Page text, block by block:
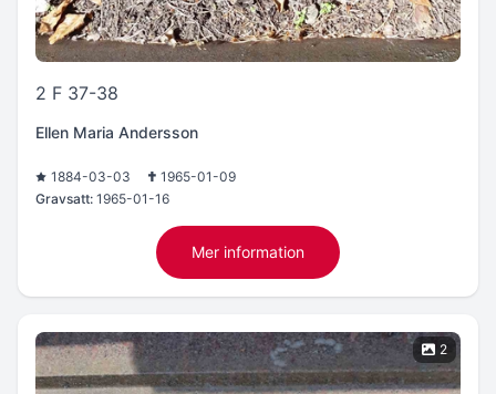
2 F 37-38
Ellen Maria Andersson
1884-03-03
1965-01-09
Gravsatt: 1965-01-16
Mer information
2